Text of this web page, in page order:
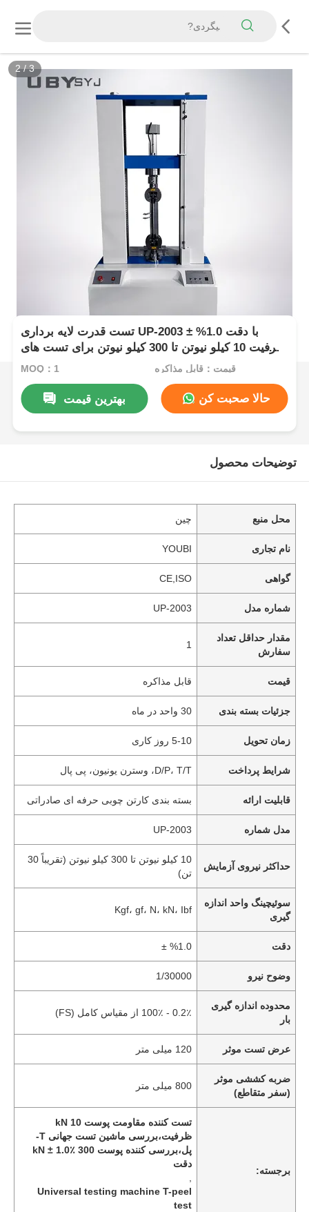
3/3
تست قدرت لایه برداری UP-2003 با دقت 1.0% ±
ظرفیت 10 کیلو نیوتن تا 300 کیلو نیوتن برای تست های
لایه برداری T و لایه برداری 180 درجه
MOQ：1 قیمت：قابل مذاکره
بهترین قیمت حالا صحبت کن
توضیحات محصول
محل منبع چین
نام تجاری YOUBI
گواهی CE,ISO
شماره مدل UP-2003
مقدار حداقل تعداد
سفارش
1
قیمت قابل مذاکره
جزئیات بسته بندی 30 واحد در ماه
زمان تحویل 5-10 روز کاری
شرایط پرداخت D/P، T/T، وسترن یونیون، پی پال
قابلیت ارائه بسته بندی کارتن چوبی حرفه ای صادراتی
مدل شماره UP-2003
حداکثر نیروی آزمایش
10 کیلو نیوتن تا 300 کیلو نیوتن (تقریباً 30
تن)
سوئیچینگ واحد اندازه
گیری
Kgf، gf، N، kN، Ibf
دقت %1.0 ±
وضوح نیرو 1/30000
محدوده اندازه گیری
بار
0.2٪ - 100٪ از مقیاس کامل (FS)
عرض تست موثر 120 میلی متر
ضربه کششی موثر
(سفر متقاطع)
800 میلی متر
برجسته:
تست کننده مقاومت پوست 10 kN
ظرفیت،بررسی ماشین تست جهانی T-
پل،بررسی کننده پوست 300 kN ± 1.0٪
دقت
Universal testing machine T-peel
test